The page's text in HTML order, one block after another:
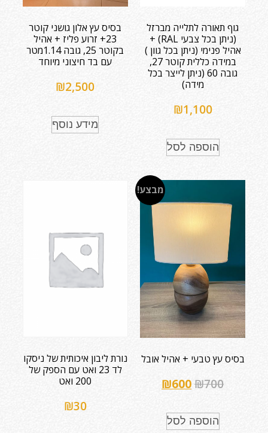
גוף תאורה לתלייה מברזל
(ניתן בכל צבעי RAL) +
אהיל פנימי (ניתן בכל גוון )
במידה כללית קוטר 27,
גובה 60 (ניתן לייצר בכל
מידה)
₪1,100
הוספה לסל
בסיס עץ אלון גושני קוטר
23+ זרוע פליז + אהיל
בקוטר 25, גובה 1.14מטר
עם בד חיצוני מיוחד
₪2,500
מידע נוסף
מבצע!
בסיס עץ טבעי + אהיל אובל
₪700
₪600
הוספה לסל
נורת ליבון איכותית של ניסקו
לד 23 ואט עם הספק של
200 ואט
₪30